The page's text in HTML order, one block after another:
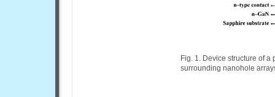
Fig. 1. Device structure of a
surrounding nanohole